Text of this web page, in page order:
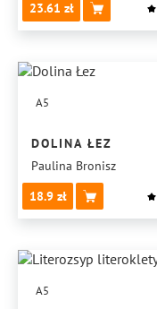
23.61
A5
DOLINA ŁEZ
Paulina Bronisz
18.9
A5